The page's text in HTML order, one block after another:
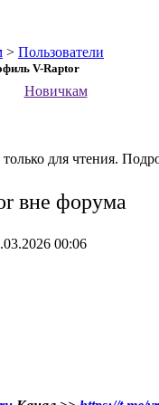
> Пользователи
V-Raptor
Новичкам
для чтения.
00:06